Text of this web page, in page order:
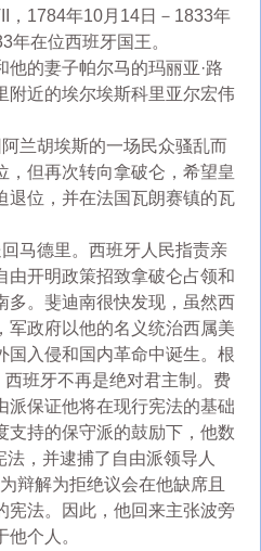
，1784年10月14日－1833年
年在位西班牙国王。
的妻子帕尔马的玛丽亚·路
附近的埃尔埃斯科里亚尔宏伟
兰胡埃斯的一场民众骚乱而
，但再次转向拿破仑，希望皇
退位，并在法国瓦朗赛镇的瓦
马德里。西班牙人民指责亲
由开明政策招致拿破仑占领和
多。斐迪南很快发现，虽然西
军政府以他的名义统治西属美
国入侵和国内革命中诞生。根
班牙不再是绝对君主制。费
派保证他将在现行宪法的基础
支持的保守派的鼓励下，他数
，并逮捕了自由派领导人
辩解为拒绝议会在他缺席且
宪法。因此，他回来主张波旁
个人。